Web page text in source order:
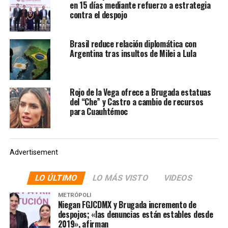
Te puede interesar
AMLO “mala fe” y “actitud de
zopilotes” en filtración del
La marcha detuvo su andar en el antimonumento en
honor a los 43 estudiantes desaparecidos, ubicado en el
cruce de Paseo de la Reforma y avenida Juárez. Ahí, la
madre de Benjamín Ascensio Bautista, Cristina Bautista,
fue la encargada de hacer el pase de lista recordarles y
Al caminar, los presentes entonaron en diversas
ocasiones el conteo del 1 al 43 para terminar con el
grito de “¡Justicia!“ exigiendo la misma al actual
gobierno mexicano; además también se escucharon
en 15 días mediante refuerzo a estrategia
contra el despojo
Brasil reduce relación diplomática con
Argentina tras insultos de Milei a Lula
Rojo de la Vega ofrece a Brugada estatuas
del “Che” y Castro a cambio de recursos
para Cuauhtémoc
Advertisement
LO ÚLTIMO LO MÁS VISTO VIDEOS
METRÓPOLI
Niegan FGJCDMX y Brugada incremento de
despojos; «las denuncias están estables desde
2019», afirman